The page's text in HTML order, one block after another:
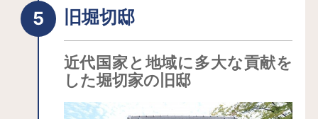
旬 約800本のソメイヨシノをはじめ、
自然林を含めると4,000本あまりの桜が
る。 初夏には野草の女王である約
10,000本ものヤマユリ、秋にはライト
アップされたイチョウ並木が出迎えて
す。日本最古の歴史と東北髄一の規模
を持つ温泉郷に寄り、温泉情緒を満喫
してみては？
旧堀切邸
近代国家と地域に多大な貢献を
した堀切家の旧邸